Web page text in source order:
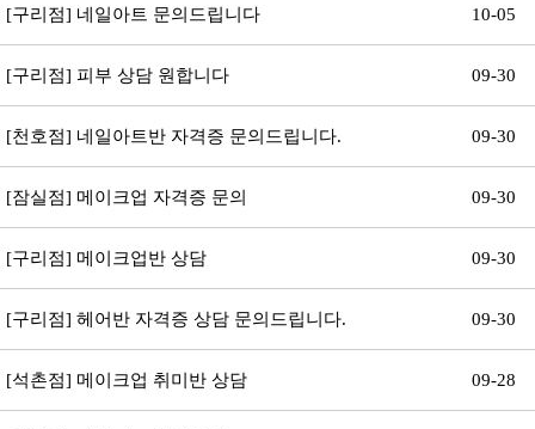
[구리점] 네일아트 문의드립니다 10-05
[구리점] 피부 상담 원합니다 09-30
[천호점] 네일아트반 자격증 문의드립니다. 09-30
[잠실점] 메이크업 자격증 문의 09-30
[구리점] 메이크업반 상담 09-30
[구리점] 헤어반 자격증 상담 문의드립니다. 09-30
[석촌점] 메이크업 취미반 상담 09-28